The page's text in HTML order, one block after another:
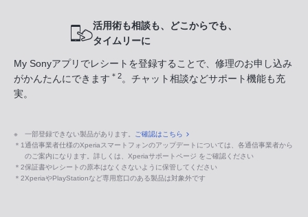
活用術も相談も、どこからでも、
タイムリーに
My Sonyアプリでレシートを登録することで、修理のお申し込み
がかんたんにできます ＊2。チャット相談などサポート機能も充
実。
※ 一部登録できない製品があります。 ご確認はこちら
＊1通信事業者仕様のXperiaスマートフォンのアップデートについては、各通信事業者から
のご案内になります。詳しくは、Xperiaサポートページ をご確認ください
＊2保証書やレシートの原本はなくさないように保管してください
＊2XperiaやPlayStationなど専用窓口のある製品は対象外です